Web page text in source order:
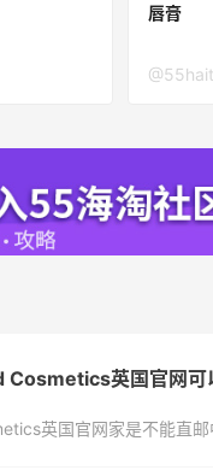
唇膏
Cosmetics英国官网可
格连衣裙$95
Base Blu：时尚上新热卖 关
：时尚热卖！入手珑骧
$25礼卡